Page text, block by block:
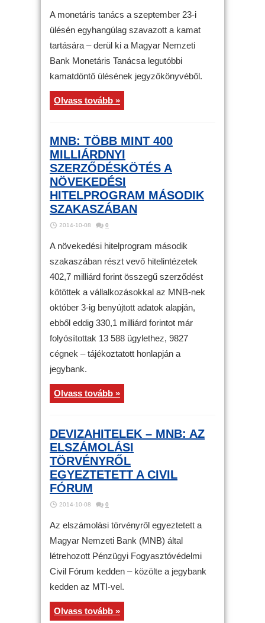
A monetáris tanács a szeptember 23-i
ülésén egyhangúlag szavazott a kamat
tartására – derül ki a Magyar Nemzeti
Bank Monetáris Tanácsa legutóbbi
kamatdöntő ülésének jegyzőkönyvéből.
Olvass tovább »
MNB: TÖBB MINT 400
MILLIÁRDNYI
SZERZŐDÉSKÖTÉS A
NÖVEKEDÉSI
HITELPROGRAM MÁSODIK
SZAKASZÁBAN
2014-10-08 0
A növekedési hitelprogram második
szakaszában részt vevő hitelintézetek
402,7 milliárd forint összegű szerződést
kötöttek a vállalkozásokkal az MNB-nek
október 3-ig benyújtott adatok alapján,
ebből eddig 330,1 milliárd forintot már
folyósítottak 13 588 ügylethez, 9827
cégnek – tájékoztatott honlapján a
jegybank.
Olvass tovább »
DEVIZAHITELEK – MNB: AZ
ELSZÁMOLÁSI
TÖRVÉNYRŐL
EGYEZTETETT A CIVIL
FÓRUM
2014-10-08 0
Az elszámolási törvényről egyeztetett a
Magyar Nemzeti Bank (MNB) által
létrehozott Pénzügyi Fogyasztóvédelmi
Civil Fórum kedden – közölte a jegybank
kedden az MTI-vel.
Olvass tovább »